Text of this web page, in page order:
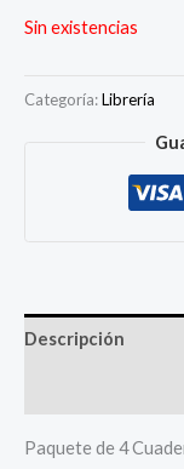
Sin existencias
Categoría:Librería
Descripción
Paquete de 4